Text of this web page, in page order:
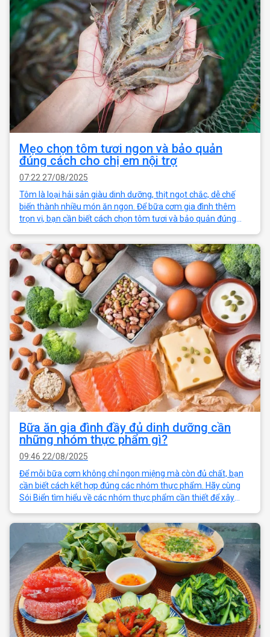
Mẹo chọn tôm tươi ngon và bảo quản
đúng cách cho chị em nội trợ
07:22 27/08/2025
Tôm là loại hải sản giàu dinh dưỡng, thịt ngọt chắc, dễ chế
biến thành nhiều món ăn ngon. Để bữa cơm gia đình thêm
trọn vị, bạn cần biết cách chọn tôm tươi và bảo quản đúng
Bữa ăn gia đình đầy đủ dinh dưỡng cần
những nhóm thực phẩm gì?
09:46 22/08/2025
Để mỗi bữa cơm không chỉ ngon miệng mà còn đủ chất, bạn
cần biết cách kết hợp đúng các nhóm thực phẩm. Hãy cùng
Sói Biển tìm hiểu về các nhóm thực phẩm cần thiết để xây